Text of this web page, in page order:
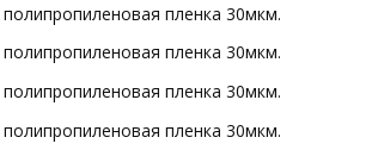
пленка 30мкм.
пленка 30мкм.
пленка 30мкм.
пленка 30мкм.